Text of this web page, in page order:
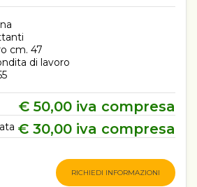
cm. 47
di lavoro
€ 50,00 iva compresa
€ 30,00 iva compresa
RICHIEDI INFORMAZIONI